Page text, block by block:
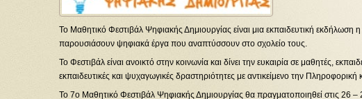
Το Μαθητικό Φεστιβάλ Ψηφιακής Δημιουργίας είναι μια εκπαιδευτική
παρουσιάσουν ψηφιακά έργα που αναπτύσσουν στο σχολείο τους.
Το Φεστιβάλ είναι ανοικτό στην κοινωνία και δίνει την ευκαιρία σε μαθητές,
εκπαιδευτικές και ψυχαγωγικές δραστηριότητες με αντικείμενο την Πληροφορική
Το 7ο Μαθητικό Φεστιβάλ Ψηφιακής Δημιουργίας θα πραγματοποιηθεί στις 26